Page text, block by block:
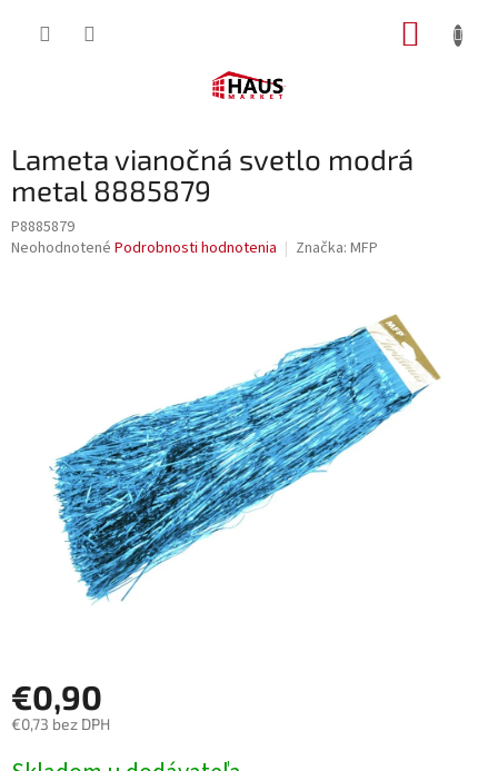
Lameta vianočná svetlo modrá
metal 8885879
P8885879
Priemerné
Neohodnotené Podrobnosti hodnotenia Značka: MFP
€0,90
€0,73 bez DPH